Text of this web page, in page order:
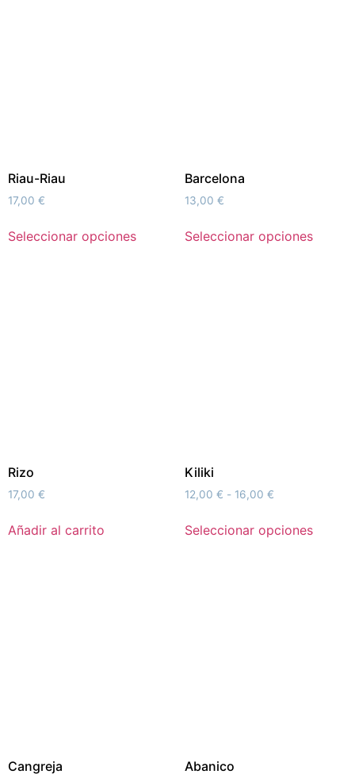
Riau-Riau
17,00 €
Seleccionar opciones
Barcelona
13,00 €
Seleccionar opciones
Rizo
17,00 €
Añadir al carrito
Kiliki
12,00 € - 16,00 €
Seleccionar opciones
Cangreja Abanico